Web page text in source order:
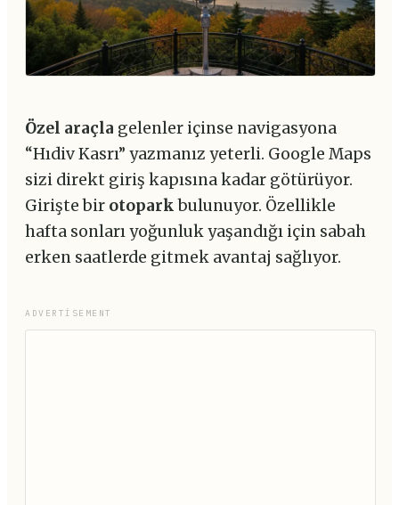
Özel araçla gelenler içinse navigasyona
“Hıdiv Kasrı” yazmanız yeterli. Google Maps
sizi direkt giriş kapısına kadar götürüyor.
Girişte bir otoparkbulunuyor. Özellikle
hafta sonları yoğunluk yaşandığı için sabah
erken saatlerde gitmek avantaj sağlıyor.
ADVERTISEMENT